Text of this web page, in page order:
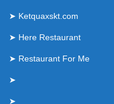
➤ Ketquaxskt.com
➤ Here Restaurant
➤ Restaurant For Me
➤
➤